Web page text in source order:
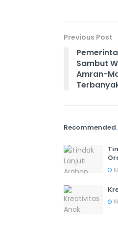
Previous Post
Sambut
Amran-
Recommended.